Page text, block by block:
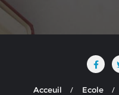
Acceuil Ecole